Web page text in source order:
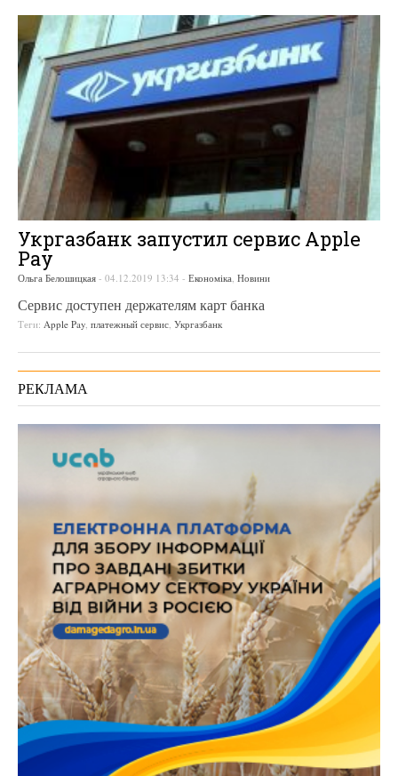
Укргазбанк запустил сервис Apple
Pay
Ольга Белошицкая - 04.12.2019 13:34 - Економіка Новини
Сервис доступен держателям карт банка
Теги: Apple Pay платежный сервис Укргазбанк
РЕКЛАМА